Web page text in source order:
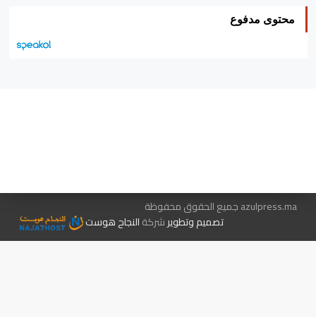
محتوى مدفوع
azulpress.ma جميع الحقوق محفوظة
تصميم وتطويرشركةالنجاح هوست